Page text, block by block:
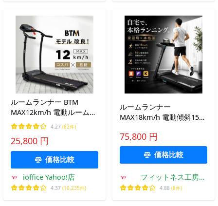
ルームランナー BTM
MAX12km/h 電動ルームラ
ンナー ランニングマシン
折りたたみ式 静音 脈拍計
測 家庭用 1年保証
4.27 (82件)
25,800 円
価格比較
ioffice Yahoo!店
4.37 (10,235件)
ルームランナー
MAX18km/h 電動傾斜15%
グマシン 心拍数計測 Zwift
FitShow Kinomap対応 家
庭用 ダイエット 有酸素運
75,800 円
価格比較
フィットネス工房
Yahoo!店
4.88 (8件)